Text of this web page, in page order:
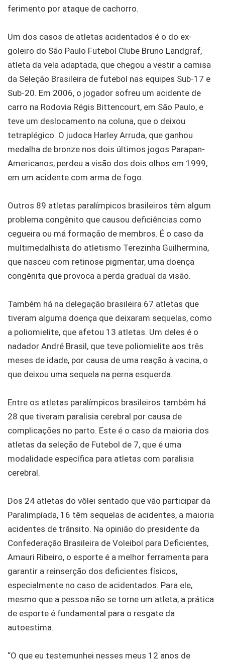
ferimento por ataque de cachorro.
Um dos casos de atletas acidentados é o do ex-
goleiro do São Paulo Futebol Clube Bruno Landgraf,
atleta da vela adaptada, que chegou a vestir a camisa
da Seleção Brasileira de futebol nas equipes Sub-17 e
Sub-20. Em 2006, o jogador sofreu um acidente de
carro na Rodovia Régis Bittencourt, em São Paulo, e
teve um deslocamento na coluna, que o deixou
tetraplégico. O judoca Harley Arruda, que ganhou
medalha de bronze nos dois últimos jogos Parapan-
Americanos, perdeu a visão dos dois olhos em 1999,
em um acidente com arma de fogo.
Outros 89 atletas paralímpicos brasileiros têm algum
problema congênito que causou deficiências como
cegueira ou má formação de membros. É o caso da
multimedalhista do atletismo Terezinha Guilhermina,
que nasceu com retinose pigmentar, uma doença
congênita que provoca a perda gradual da visão.
Também há na delegação brasileira 67 atletas que
tiveram alguma doença que deixaram sequelas, como
a poliomielite, que afetou 13 atletas. Um deles é o
nadador André Brasil, que teve poliomielite aos três
meses de idade, por causa de uma reação à vacina, o
que deixou uma sequela na perna esquerda.
Entre os atletas paralímpicos brasileiros também há
28 que tiveram paralisia cerebral por causa de
complicações no parto. Este é o caso da maioria dos
atletas da seleção de Futebol de 7, que é uma
modalidade específica para atletas com paralisia
cerebral.
Dos 24 atletas do vôlei sentado que vão participar da
Paralimpíada, 16 têm sequelas de acidentes, a maioria
acidentes de trânsito. Na opinião do presidente da
Confederação Brasileira de Voleibol para Deficientes,
Amauri Ribeiro, o esporte é a melhor ferramenta para
garantir a reinserção dos deficientes físicos,
especialmente no caso de acidentados. Para ele,
mesmo que a pessoa não se torne um atleta, a prática
de esporte é fundamental para o resgate da
autoestima.
“O que eu testemunhei nesses meus 12 anos de